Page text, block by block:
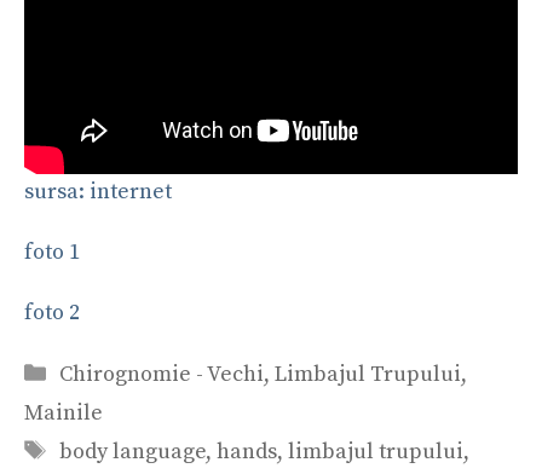
sursa: internet
foto 1
foto 2
Categorii
Chirognomie - Vechi, Limbajul Trupului,
Mainile
Etichete
body language, hands, limbajul trupului,